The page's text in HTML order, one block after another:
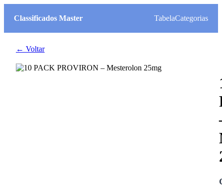
Classificados Master TabelaCategorias
← Voltar